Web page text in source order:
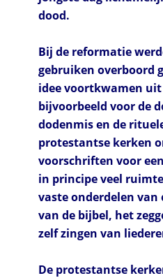
dood.
Bij de reformatie
gebruiken overboord
idee voortkwamen
bijvoorbeeld voor de
dodenmis en de
protestantse kerken
voorschriften voor
in principe veel
vaste onderdelen van
van de bijbel, het
zelf zingen van
De protestantse